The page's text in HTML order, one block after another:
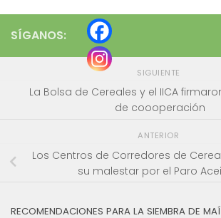
SÍGANOS:
SIGUIENTE
La Bolsa de Cereales y el IICA
de coooperación
ANTERIOR
Los Centros de Corredores de
su malestar por el Paro
RECOMENDACIONES PARA LA SIEMBRA DE